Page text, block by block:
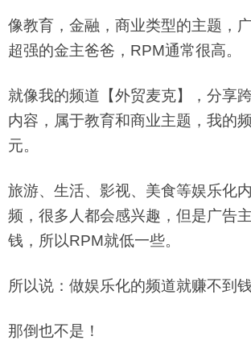
像教育，金融，商业类型的主题，
超强的金主爸爸，RPM通常很高。
就像我的频道【外贸麦克】，分享
内容，属于教育和商业主题，我的
元。
旅游、生活、影视、美食等娱乐化
频，很多人都会感兴趣，但是广告
钱，所以RPM就低一些。
所以说：做娱乐化的频道就赚不到
那倒也不是！